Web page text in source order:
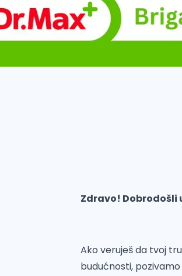
Zdravo! Dobrodošli
Ako veruješ da tvoj
budućnosti,